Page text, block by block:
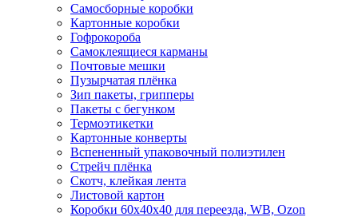
Самосборные коробки
Картонные коробки
Гофрокороба
Самоклеящиеся карманы
Почтовые мешки
Пузырчатая плёнка
Зип пакеты, грипперы
Пакеты с бегунком
Термоэтикетки
Картонные конверты
Вспененный упаковочный полиэтилен
Стрейч плёнка
Скотч, клейкая лента
Листовой картон
Коробки 60х40х40 для переезда, WB, Ozon